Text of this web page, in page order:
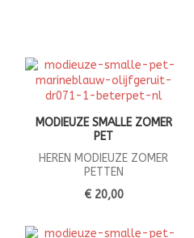
MODIEUZE SMALLE ZOMER
PET
HEREN MODIEUZE ZOMER
PETTEN
€ 20,00